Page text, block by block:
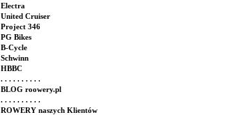
Electra
United Cruiser
Project 346
PG Bikes
B-Cycle
Schwinn
HBBC
. . . . . . . . . .
BLOG roowery.pl
. . . . . . . . . .
ROWERY naszych Klientów